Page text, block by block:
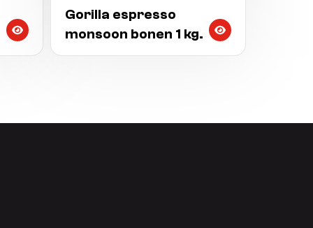
Gorilla espresso
monsoon bonen 1 kg.